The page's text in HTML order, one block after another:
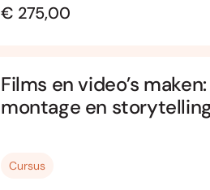
€ 275,00
Films en video’s
montage en
Cursus